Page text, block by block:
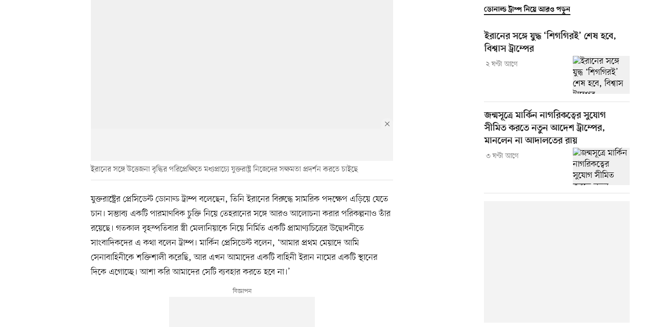
ইরানের সঙ্গে উত্তেজনা বৃদ্ধির পরিপ্রেক্ষিতে মধ্যপ্রাচ্যে যুক্তরাষ্ট্র নিজেদের সক্ষমতা প্রদর্শন করতে চাইছে
যুক্তরাষ্ট্রের প্রেসিডেন্ট ডোনাল্ড ট্রাম্প বলেছেন, তিনি ইরানের বিরুদ্ধে সামরিক পদক্ষেপ এড়িয়ে যেতে
চান। সম্ভাব্য একটি পারমাণবিক চুক্তি নিয়ে তেহরানের সঙ্গে আরও আলোচনা করার পরিকল্পনাও তাঁর
রয়েছে। গতকাল বৃহস্পতিবার স্ত্রী মেলানিয়াকে নিয়ে নির্মিত একটি প্রামাণ্যচিত্রের উদ্বোধনীতে
সাংবাদিকদের এ কথা বলেন ট্রাম্প। মার্কিন প্রেসিডেন্ট বলেন, ‘আমার প্রথম মেয়াদে আমি
সেনাবাহিনীকে শক্তিশালী করেছি, আর এখন আমাদের একটি বাহিনী ইরান নামের একটি স্থানের
দিকে এগোচ্ছে। আশা করি আমাদের সেটি ব্যবহার করতে হবে না।’
ডোনাল্ড ট্রাম্প নিয়ে আরও পড়ুন
ইরানের সঙ্গে যুদ্ধ ‘শিগগিরই’ শেষ হবে,
বিশ্বাস ট্রাম্পের
২ ঘণ্টা আগে
জন্মসূত্রে মার্কিন নাগরিকত্বের সুযোগ
সীমিত করতে নতুন আদেশ ট্রাম্পের,
মানলেন না আদালতের রায়
৩ ঘণ্টা আগে